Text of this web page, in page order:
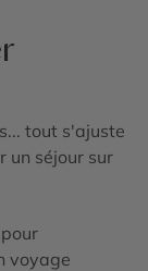
tout s'ajuste
un séjour sur
voyage